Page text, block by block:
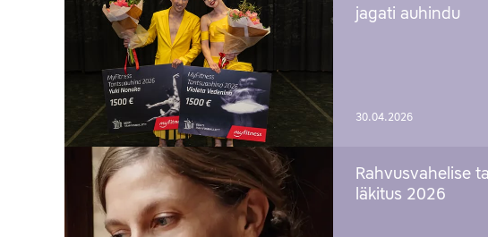
jagati auhindu
30.04.2026
Rahvusvahelise
läkitus 2026